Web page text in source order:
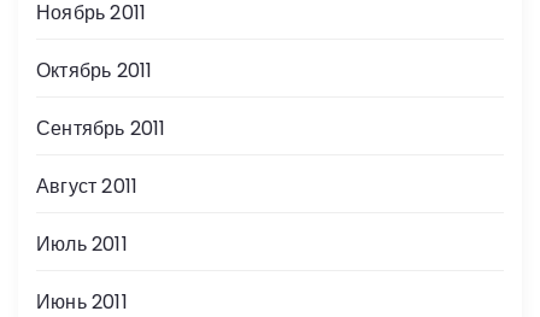
Ноябрь 2011
Октябрь 2011
Сентябрь 2011
Август 2011
Июль 2011
Июнь 2011